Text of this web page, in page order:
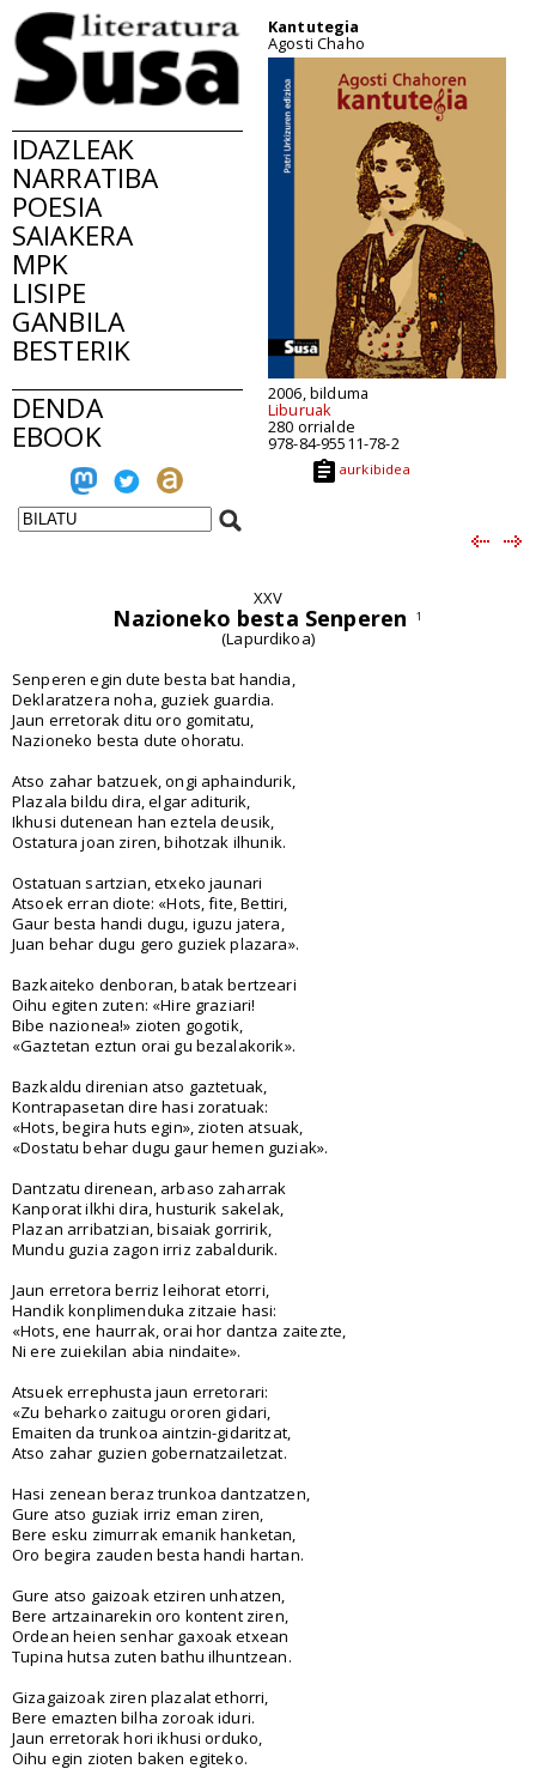
IDAZLEAK
NARRATIBA
POESIA
SAIAKERA
MPK
LISIPE
GANBILA
BESTERIK
DENDA
EBOOK
Kantutegia
Agosti Chaho
2006, bilduma
Liburuak
280 orrialde
978-84-95511-78-2
aurkibidea
XXV
Nazioneko besta Senperen 1
(Lapurdikoa)
Senperen egin dute besta bat handia,
Deklaratzera noha, guziek guardia.
Jaun erretorak ditu oro gomitatu,
Nazioneko besta dute ohoratu.
Atso zahar batzuek, ongi aphaindurik,
Plazala bildu dira, elgar aditurik,
Ikhusi dutenean han eztela deusik,
Ostatura joan ziren, bihotzak ilhunik.
Ostatuan sartzian, etxeko jaunari
Atsoek erran diote: «Hots, fite, Bettiri,
Gaur besta handi dugu, iguzu jatera,
Juan behar dugu gero guziek plazara».
Bazkaiteko denboran, batak bertzeari
Oihu egiten zuten: «Hire graziari!
Bibe nazionea!» zioten gogotik,
«Gaztetan eztun orai gu bezalakorik».
Bazkaldu direnian atso gaztetuak,
Kontrapasetan dire hasi zoratuak:
«Hots, begira huts egin», zioten atsuak,
«Dostatu behar dugu gaur hemen guziak».
Dantzatu direnean, arbaso zaharrak
Kanporat ilkhi dira, husturik sakelak,
Plazan arribatzian, bisaiak gorririk,
Mundu guzia zagon irriz zabaldurik.
Jaun erretora berriz leihorat etorri,
Handik konplimenduka zitzaie hasi:
«Hots, ene haurrak, orai hor dantza zaitezte,
Ni ere zuiekilan abia nindaite».
Atsuek errephusta jaun erretorari:
«Zu beharko zaitugu ororen gidari,
Emaiten da trunkoa aintzin-gidaritzat,
Atso zahar guzien gobernatzailetzat.
Hasi zenean beraz trunkoa dantzatzen,
Gure atso guziak irriz eman ziren,
Bere esku zimurrak emanik hanketan,
Oro begira zauden besta handi hartan.
Gure atso gaizoak etziren unhatzen,
Bere artzainarekin oro kontent ziren,
Ordean heien senhar gaxoak etxean
Tupina hutsa zuten bathu ilhuntzean.
Gizagaizoak ziren plazalat ethorri,
Bere emazten bilha zoroak iduri.
Jaun erretorak hori ikhusi orduko,
Oihu egin zioten baken egiteko.